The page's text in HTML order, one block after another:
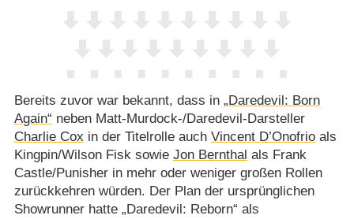
Bereits zuvor war bekannt, dass in „Daredevil: Born
Again“ neben Matt-Murdock-/​Daredevil-Darsteller
Charlie Cox in der Titelrolle auch Vincent D’Onofrioals
Kingpin/​Wilson Fisk sowie Jon Bernthal als Frank
Castle/​Punisher in mehr oder weniger großen Rollen
zurückkehren würden. Der Plan der ursprünglichen
Showrunner hatte „Daredevil: Reborn“ als